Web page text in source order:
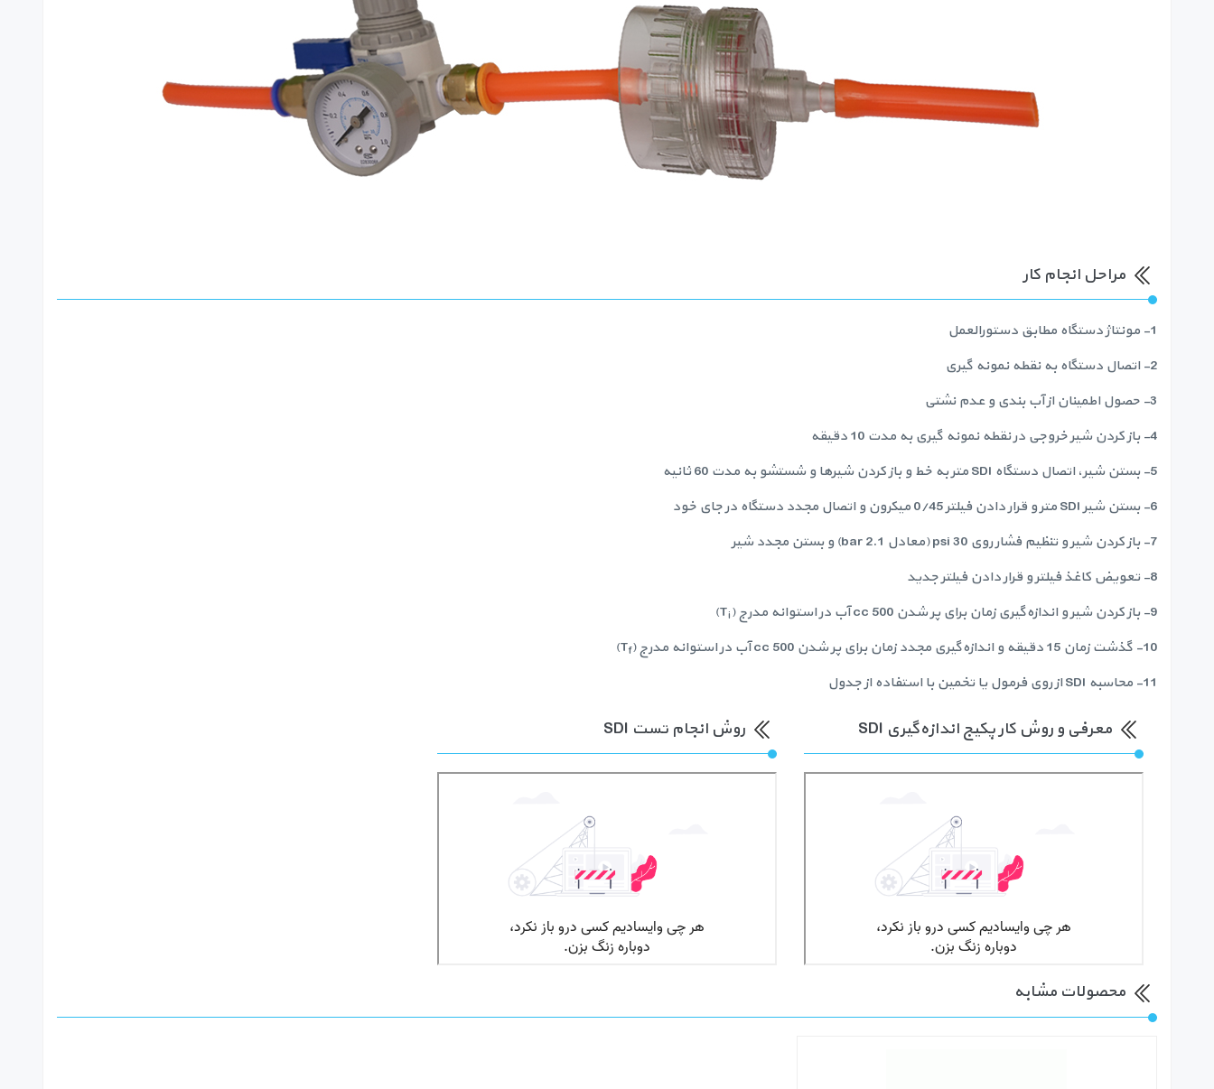
مراحل انجام کار
1- مونتاژ دستگاه مطابق دستورالعمل
2- اتصال دستگاه به نقطه نمونه گیری
3- حصول اطمینان از آب بندی و عدم نشتی
4- باز کردن شیر خروجی در نقطه نمونه گیری به مدت 10 دقیقه
5- بستن شیر، اتصال دستگاه SDI متر به خط و باز کردن شیرها و شستشو به مدت 60 ثانیه
6- بستن شیر SDI متر و قرار دادن فیلتر 0/45 میکرون و اتصال مجدد دستگاه در جای خود
7- باز کردن شیر و تنظیم فشار روی 30 psi (معادل 2.1 bar) و بستن مجدد شیر
8- تعویض کاغذ فیلتر و قرار دادن فیلتر جدید
9- باز کردن شیر و اندازه‌گیری زمان برای پر شدن 500 cc آب در استوانه مدرج (T
i
)
10- گذشت زمان 15 دقیقه و اندازه‌گیری مجدد زمان برای پر شدن 500 cc آب در استوانه مدرج (T
f
)
11- محاسبه SDI از روی فرمول یا تخمین با استفاده از جدول
معرفی و روش کار پکیج اندازه‌گیری SDI روش انجام تست SDI
محصولات مشابه